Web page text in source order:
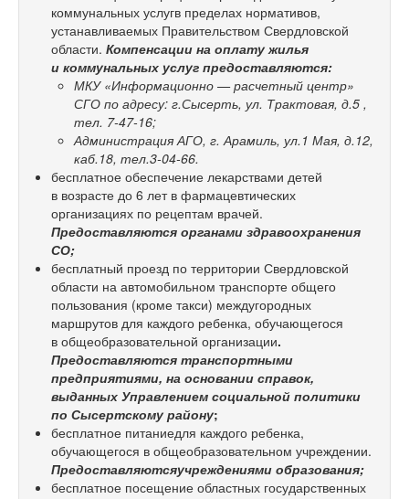
коммунальных услугв пределах нормативов,
устанавливаемых Правительством Свердловской
области. Компенсации на оплату жилья
и коммунальных услуг предоставляются:
МКУ «Информационно — расчетный центр»
СГО по адресу: г.Сысерть, ул. Трактовая, д.5 ,
тел. 7-47-16;
Администрация АГО, г. Арамиль, ул.1 Мая, д.12,
каб.18, тел.3-04-66.
бесплатное обеспечение лекарствами детей
в возрасте до 6 лет в фармацевтических
организациях по рецептам врачей.
Предоставляются органами здравоохранения
СО;
бесплатный проезд по территории Свердловской
области на автомобильном транспорте общего
пользования (кроме такси) междугородных
маршрутов для каждого ребенка, обучающегося
в общеобразовательной организации.
Предоставляются транспортными
предприятиями, на основании справок,
выданных Управлением социальной политики
по Сысертскому району;
бесплатное питаниедля каждого ребенка,
обучающегося в общеобразовательном учреждении.
Предоставляютсяучреждениями образования;
бесплатное посещение областных государственных